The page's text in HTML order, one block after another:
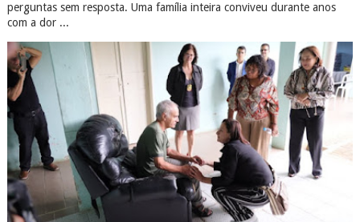
perguntas sem resposta. Uma família inteira conviveu durante anos
com a dor ...